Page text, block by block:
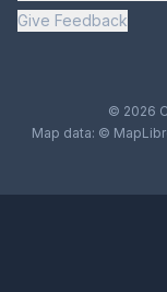
Give Feedback
© 2026
Map data: ©